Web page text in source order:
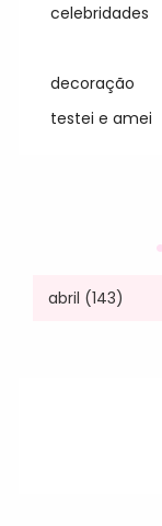
celebridades
decoração
testei e amei